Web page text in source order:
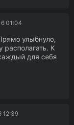
01:04
улыбнуло,
располагать. К
для себя
12:39